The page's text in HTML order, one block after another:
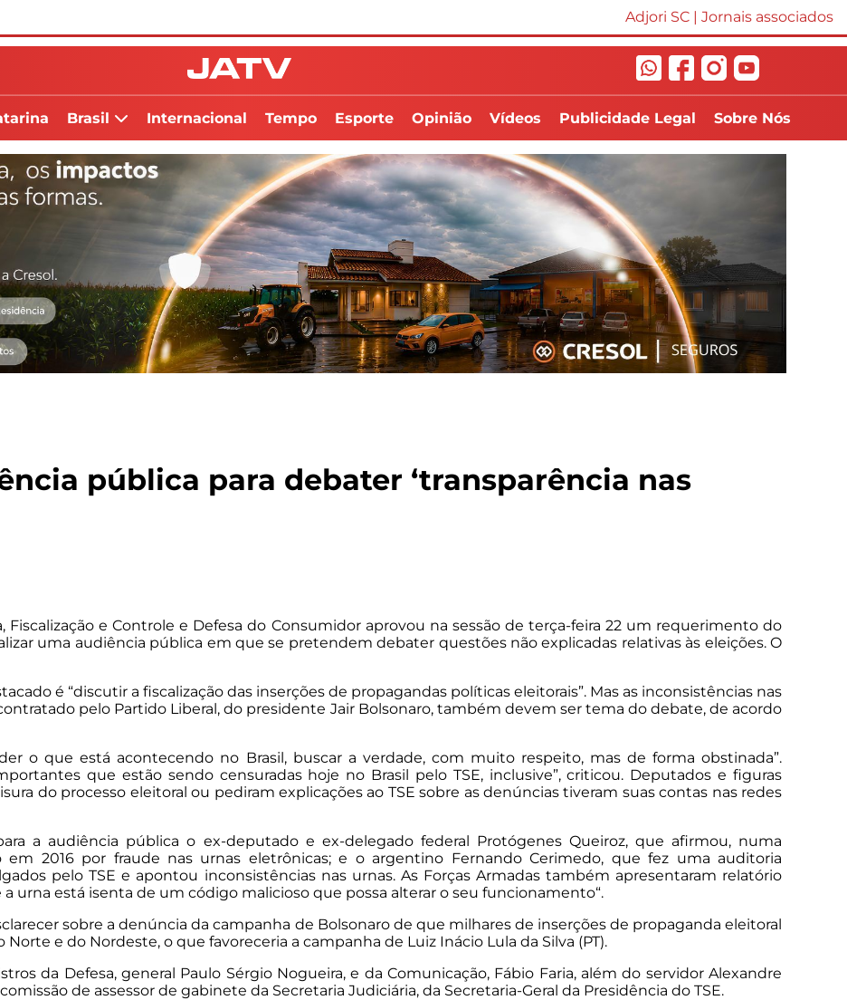
Adjori SC | Jornais associados
Brasil Internacional Tempo Esporte Opinião Vídeos Publicidade Legal Sobre Nós
pública para debater ‘transparência nas
Fiscalização e Controle e Defesa do Consumidor aprovou na sessão de terça-feira 22 um requerimento do
uma audiência pública em que se pretendem debater questões não explicadas relativas às eleições. O
é “discutir a fiscalização das inserções de propagandas políticas eleitorais”. Mas as inconsistências nas
pelo Partido Liberal, do presidente Jair Bolsonaro, também devem ser tema do debate, de acordo
o que está acontecendo no Brasil, buscar a verdade, com muito respeito, mas de forma obstinada”.
que estão sendo censuradas hoje no Brasil pelo TSE, inclusive”, criticou. Deputados e figuras
do processo eleitoral ou pediram explicações ao TSE sobre as denúncias tiveram suas contas nas redes
a audiência pública o ex-deputado e ex-delegado federal Protógenes Queiroz, que afirmou, numa
2016 por fraude nas urnas eletrônicas; e o argentino Fernando Cerimedo, que fez uma auditoria
pelo TSE e apontou inconsistências nas urnas. As Forças Armadas também apresentaram relatório
urna está isenta de um código malicioso que possa alterar o seu funcionamento“.
sobre a denúncia da campanha de Bolsonaro de que milhares de inserções de propaganda eleitoral
e do Nordeste, o que favoreceria a campanha de Luiz Inácio Lula da Silva (PT).
da Defesa, general Paulo Sérgio Nogueira, e da Comunicação, Fábio Faria, além do servidor Alexandre
de assessor de gabinete da Secretaria Judiciária, da Secretaria-Geral da Presidência do TSE.